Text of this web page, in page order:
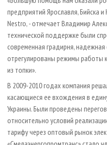
предприятий Ярославля, Бийска
Nestro, - отмечает Владимир
технической поддержке были
современная градирня,
отрегулированы режимы работы
из топки».
В 2009-2010 годах компания
касающиеся ее вхождения в
Украины. Были проведены
относительно условий
тарифу через оптовый рынок